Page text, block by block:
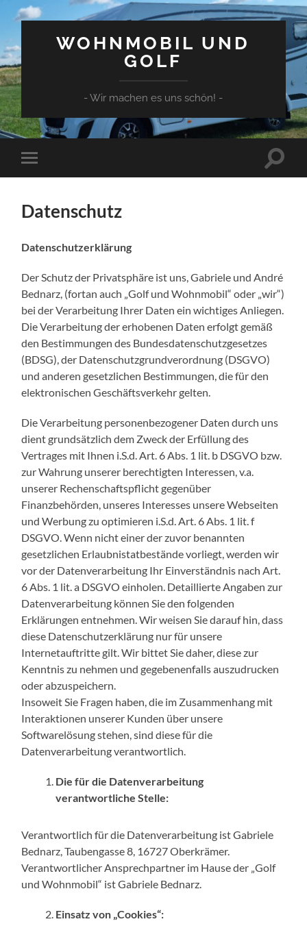
WOHNMOBIL UND
GOLF
- Wir machen es uns schön! -
Mobile-
Menü
Datenschutz
Datenschutzerklärung
Der Schutz der Privatsphäre ist uns, Gabriele und André
Bednarz, (fortan auch „Golf und Wohnmobil“ oder „wir“)
bei der Verarbeitung Ihrer Daten ein wichtiges Anliegen.
Die Verarbeitung der erhobenen Daten erfolgt gemäß
den Bestimmungen des Bundesdatenschutzgesetzes
(BDSG), der Datenschutzgrundverordnung (DSGVO)
und anderen gesetzlichen Bestimmungen, die für den
elektronischen Geschäftsverkehr gelten.
Die Verarbeitung personenbezogener Daten durch uns
dient grundsätzlich dem Zweck der Erfüllung des
Vertrages mit Ihnen i.S.d. Art. 6 Abs. 1 lit. b DSGVO bzw.
zur Wahrung unserer berechtigten Interessen, v.a.
unserer Rechenschaftspflicht gegenüber
Finanzbehörden, unseres Interesses unsere Webseiten
und Werbung zu optimieren i.S.d. Art. 6 Abs. 1 lit. f
DSGVO. Wenn nicht einer der zuvor benannten
gesetzlichen Erlaubnistatbestände vorliegt, werden wir
vor der Datenverarbeitung Ihr Einverständnis nach Art.
6 Abs. 1 lit. a DSGVO einholen. Detaillierte Angaben zur
Datenverarbeitung können Sie den folgenden
Erklärungen entnehmen. Wir weisen Sie darauf hin, dass
diese Datenschutzerklärung nur für unsere
Internetauftritte gilt. Wir bittet Sie daher, diese zur
Kenntnis zu nehmen und gegebenenfalls auszudrucken
oder abzuspeichern.
Insoweit Sie Fragen haben, die im Zusammenhang mit
Interaktionen unserer Kunden über unsere
Softwarelösung stehen, sind diese für die
Datenverarbeitung verantwortlich.
Die für die Datenverarbeitung
verantwortliche Stelle:
Verantwortlich für die Datenverarbeitung ist Gabriele
Bednarz, Taubengasse 8, 16727 Oberkrämer.
Verantwortlicher Ansprechpartner im Hause der „Golf
und Wohnmobil“ ist Gabriele Bednarz.
Einsatz von „Cookies“: